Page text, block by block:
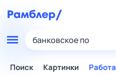
банковское по
Поиск Картинки Работа